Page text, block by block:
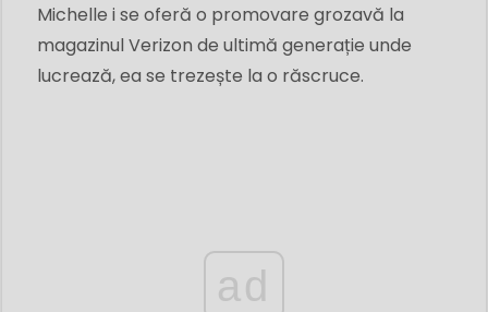
Michelle i se oferă o promovare grozavă la
magazinul Verizon de ultimă generație unde
lucrează, ea se trezește la o răscruce.
ad